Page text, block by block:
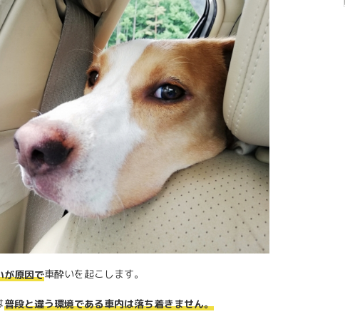
が原因で車酔いを起こします。
普段と違う環境である車内は落ち着きません。